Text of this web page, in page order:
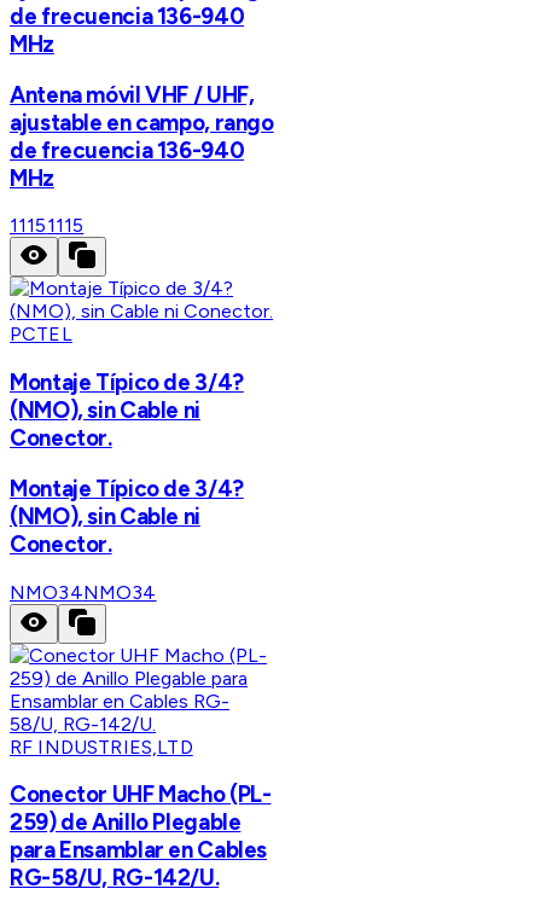
de frecuencia 136-940
MHz
Antena móvil VHF / UHF,
ajustable en campo, rango
de frecuencia 136-940
MHz
11151115
PCTEL
Montaje Típico de 3/4?
(NMO), sin Cable ni
Conector.
Montaje Típico de 3/4?
(NMO), sin Cable ni
Conector.
NMO34NMO34
RF INDUSTRIES,LTD
Conector UHF Macho (PL-
259) de Anillo Plegable
para Ensamblar en Cables
RG-58/U, RG-142/U.